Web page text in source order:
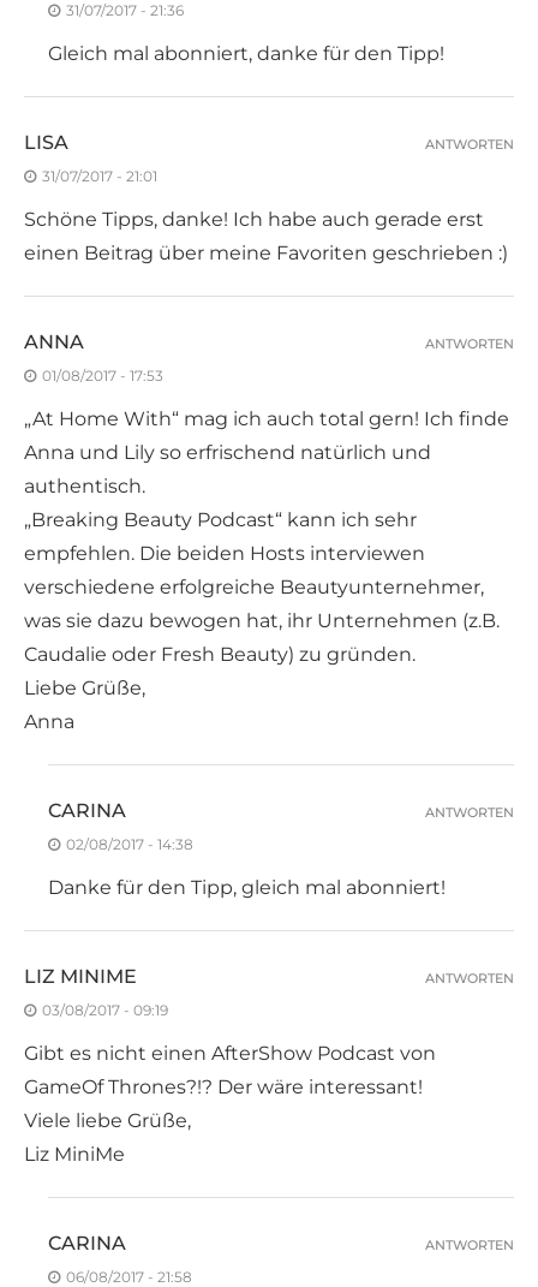
31/07/2017 - 21:36
Gleich mal abonniert, danke für den Tipp!
LISA
31/07/2017 - 21:01
Schöne Tipps, danke! Ich habe auch gerade erst
einen Beitrag über meine Favoriten geschrieben :)
ANTWORTEN
ANNA
01/08/2017 - 17:53
„At Home With“ mag ich auch total gern! Ich finde
Anna und Lily so erfrischend natürlich und
authentisch.
„Breaking Beauty Podcast“ kann ich sehr
empfehlen. Die beiden Hosts interviewen
verschiedene erfolgreiche Beautyunternehmer,
was sie dazu bewogen hat, ihr Unternehmen (z.B.
Caudalie oder Fresh Beauty) zu gründen.
Liebe Grüße,
Anna
ANTWORTEN
CARINA
02/08/2017 - 14:38
Danke für den Tipp, gleich mal abonniert!
ANTWORTEN
LIZ MINIME
03/08/2017 - 09:19
Gibt es nicht einen AfterShow Podcast von
GameOf Thrones?!? Der wäre interessant!
Viele liebe Grüße,
Liz MiniMe
ANTWORTEN
CARINA
06/08/2017 - 21:58
ANTWORTEN